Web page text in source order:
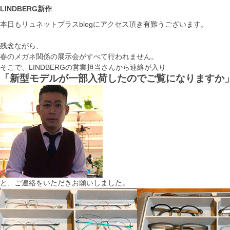
LINDBERG新作
本日もリュネットプラスblogにアクセス頂き有難うございます。
残念ながら、
春のメガネ関係の展示会がすべて行われません。
そこで、LINDBERGの営業担当さんから連絡が入り
「新型モデルが一部入荷したのでご覧になりますか
と、ご連絡をいただきお願いしました。